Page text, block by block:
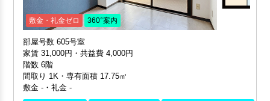
敷金・礼金ゼロ 360°案内
部屋号数 605号室
家賃 31,000円・共益費 4,000円
階数 6階
間取り 1K・専有面積 17.75㎡
敷金 -・礼金 -